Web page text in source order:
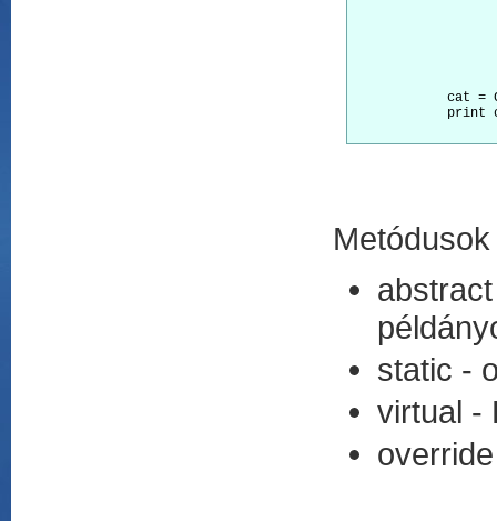
cat =
print
static -
virtual -